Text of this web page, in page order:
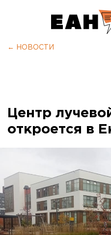
← НОВОСТИ
Центр
откроется в